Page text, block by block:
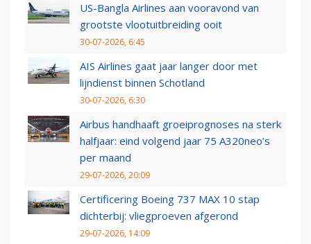
US-Bangla Airlines aan vooravond van
grootste vlootuitbreiding ooit
30-07-2026, 6:45
AIS Airlines gaat jaar langer door met
lijndienst binnen Schotland
30-07-2026, 6:30
Airbus handhaaft groeiprognoses na sterk
halfjaar: eind volgend jaar 75 A320neo’s
per maand
29-07-2026, 20:09
Certificering Boeing 737 MAX 10 stap
dichterbij: vliegproeven afgerond
29-07-2026, 14:09